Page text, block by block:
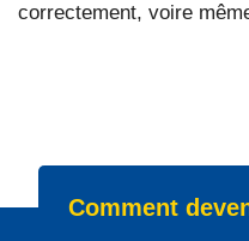
correctement, voire
Comment